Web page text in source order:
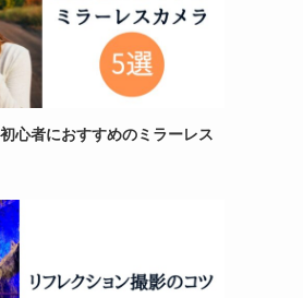
初心者におすすめのミラーレス